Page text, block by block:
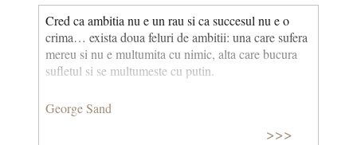
Cred ca ambitia nu e un rau si ca succesul nu e o
crima… exista doua feluri de ambitii: una care sufera
mereu si nu e multumita cu nimic, alta care bucura
sufletul si se multumeste cu putin.
George Sand
>>>